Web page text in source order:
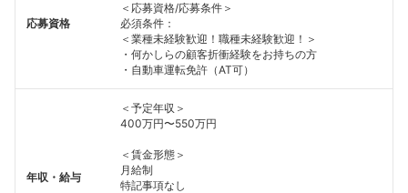
応募資格
＜応募資格/応募条件＞
必須条件：
＜業種未経験歓迎！職種未経験歓迎！＞
・何かしらの顧客折衝経験をお持ちの方
・自動車運転免許（AT可）
年収・給与
＜予定年収＞
400万円〜550万円
＜賃金形態＞
月給制
特記事項なし